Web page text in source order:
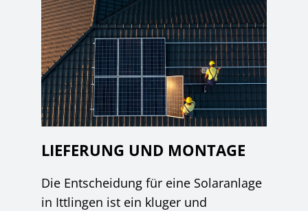
LIEFERUNG UND MONTAGE
Die Entscheidung für eine Solaranlage
in Ittlingen ist ein kluger und